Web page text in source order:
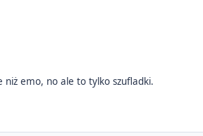
niż emo, no ale to tylko szufladki.